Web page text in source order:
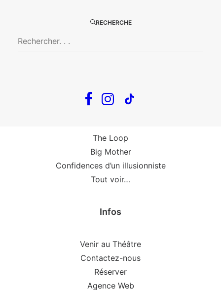
RECHERCHE
Big Mother
Le goût de la framboise
En tournée
The Loop
Big Mother
Confidences d’un illusionniste
Tout voir…
Infos
Venir au Théâtre
Contactez-nous
Réserver
Agence Web